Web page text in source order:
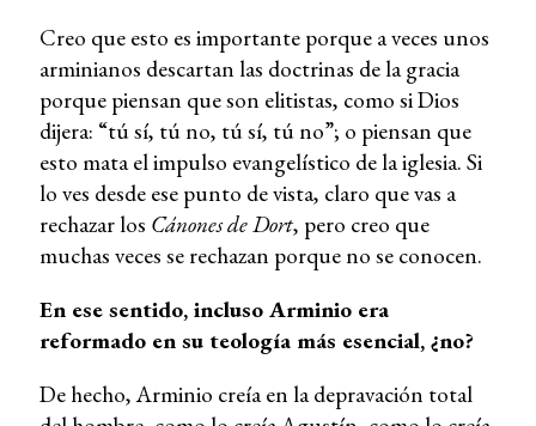
Creo que esto es importante porque a veces unos
arminianos descartan las doctrinas de la gracia
porque piensan que son elitistas, como si Dios
dijera: “tú sí, tú no, tú sí, tú no”; o piensan que
esto mata el impulso evangelístico de la iglesia. Si
lo ves desde ese punto de vista, claro que vas a
rechazar los Cánones de Dort, pero creo que
muchas veces se rechazan porque no se conocen.
En ese sentido, incluso Arminio era
reformado en su teología más esencial, ¿no?
De hecho, Arminio creía en la depravación total